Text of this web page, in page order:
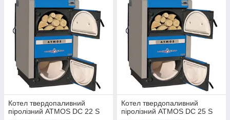
Котел твердопаливний
піролізний ATMOS DC 22 S
Котел твердопаливний
піролізний ATMOS DC 25 S